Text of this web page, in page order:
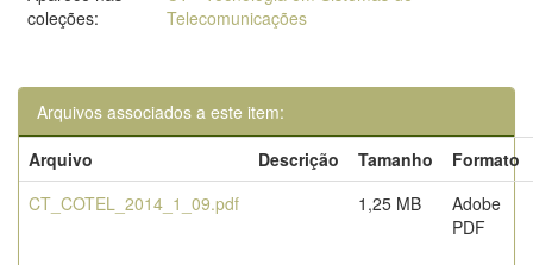
coleções:
Telecomunicações
Arquivos associados a este item:
Arquivo
Descrição Tamanho
Formato
CT_COTEL_2014_1_09.pdf
1,25 MB
Adobe
PDF